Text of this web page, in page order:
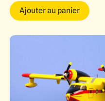
Ajouter au panier